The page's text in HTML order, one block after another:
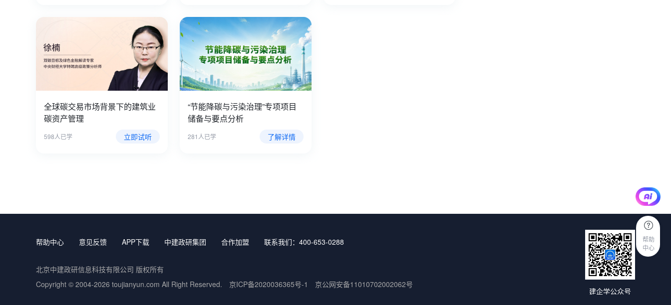
全球碳交易市场背景下的建筑业
碳资产管理
598人已学 立即试听
“节能降碳与污染治理”专项项目
储备与要点分析
281人已学 了解详情
帮助中心 意见反馈 APP下载 中建政研集团 合作加盟 联系我们：400-653-0288
建企学公众号
北京中建政研信息科技有限公司 版权所有
Copyright © 2004-2026 toujianyun.com All Right Reserved. 京ICP备2020036365号-1 京公网安备11010702002062号
帮助
中心